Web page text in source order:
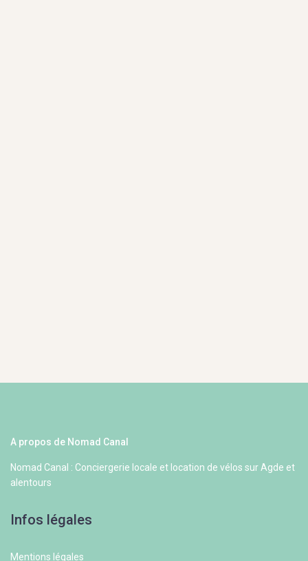
A propos de Nomad Canal
Nomad Canal : Conciergerie locale et location de vélos sur Agde et
alentours
Infos légales
Mentions légales